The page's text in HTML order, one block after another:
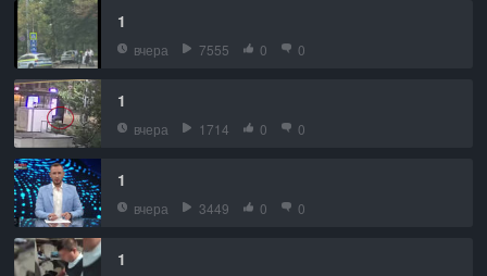
1
вчера 7555 0 0
1
вчера 1714 0 0
1
вчера 3449 0 0
1